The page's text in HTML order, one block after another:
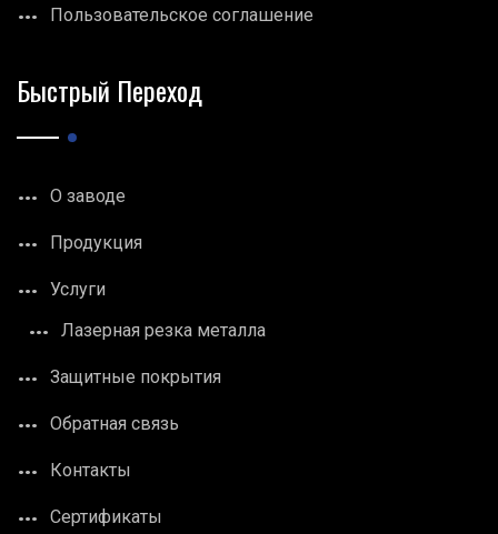
Пользовательское соглашение
Быстрый Переход
О заводе
Продукция
Услуги
Лазерная резка металла
Защитные покрытия
Обратная связь
Контакты
Сертификаты